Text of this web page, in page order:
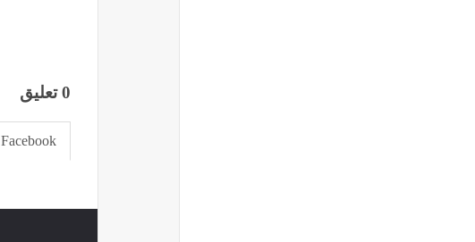
0 تعليق
Facebook